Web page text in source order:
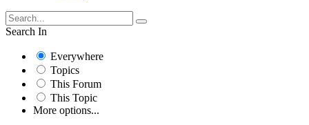
Search In
Everywhere
Topics
This Forum
This Topic
More options...